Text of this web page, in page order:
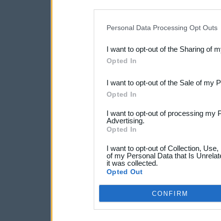
Downstream Participants
third parties.
Personal Data Processing Opt Outs
I want to opt-out of the Sharing of
Opted In
I want to opt-out of the Sale of my
Opted In
I want to opt-out of processing my
Advertising.
Opted In
I want to opt-out of Collection,
of my Personal Data that Is
it was collected.
Opted Out
CONFIRM